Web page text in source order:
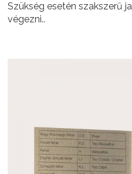
Szükség esetén szakszerű
végezni..